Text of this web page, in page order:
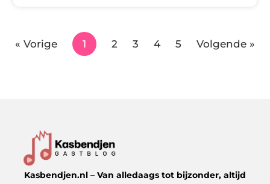
« Vorige 1 2 3 4 5 Volgende »
Kasbendjen.nl – Van alledaags tot bijzonder, altijd